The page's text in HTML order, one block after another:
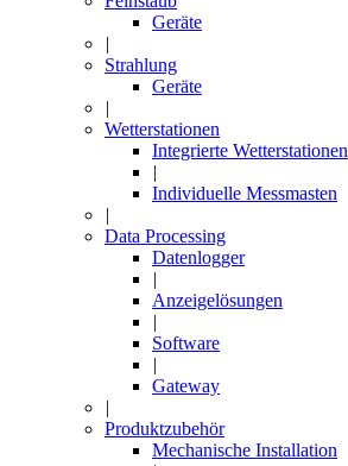
Geräte
|
Strahlung
Geräte
|
Wetterstationen
Integrierte Wetterstationen
|
Individuelle Messmasten
|
Data Processing
Datenlogger
|
Anzeigelösungen
|
Software
|
Gateway
|
Produktzubehör
Mechanische Installation